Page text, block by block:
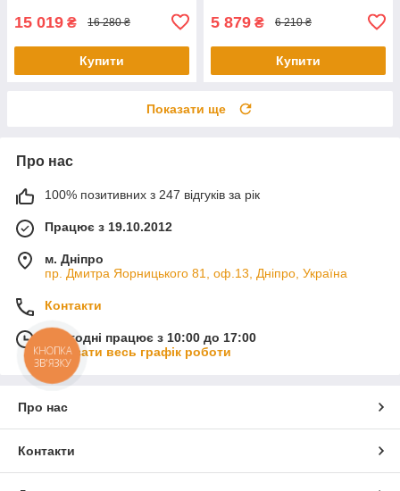
15 019 ₴ 16 280 ₴
Купити
5 879 ₴ 6 210 ₴
Купити
Показати ще
Про нас
100% позитивних з 247 відгуків за рік
Працює з 19.10.2012
м. Дніпро
пр. Дмитра Яорницького 81, оф.13, Дніпро, Україна
Контакти
Сьогодні працює з 10:00 до 17:00
Показати весь графік роботи
Про нас
Контакти
КНОПКА
ЗВ'ЯЗКУ